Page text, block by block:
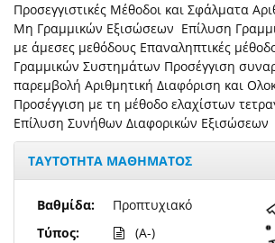
Προσεγγιστικές Μέθοδοι και Σφάλματα
Μη Γραμμικών Εξισώσεων Επίλυση
με άμεσες μεθόδους Επαναληπτικές
Γραμμικών Συστημάτων Προσέγγιση
παρεμβολή Αριθμητική Διαφόριση και
Προσέγγιση με τη μέθοδο ελαχίστων
Επίλυση Συνήθων Διαφορικών Εξισώσεων
ΤΑΥΤΟΤΗΤΑ ΜΑΘΗΜΑΤΟΣ
Βαθμίδα:
Τύπος:
Προπτυχιακό
(A-)